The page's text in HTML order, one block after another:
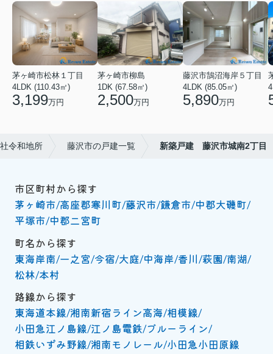
茅ヶ崎市松林１丁目
4LDK (110.43㎡)
3,199万円
茅ヶ崎市柳島
1DK (67.58㎡)
2,500万円
藤沢市鵠沼海岸５丁目
4LDK (85.05㎡)
5,890万円
令和地所 藤沢市の戸建一覧 新築戸建 藤沢市城南2丁目
市区町村から探す
茅ヶ崎市 高座郡寒川町 藤沢市 鎌倉市 中郡大磯町
平塚市 中郡二宮町
町名から探す
東海岸南 一之宮 今宿 大庭 中海岸 香川 萩園 南湖
松林 本村
路線から探す
東海道本線 湘南新宿ライン高海 相模線
小田急江ノ島線 江ノ島電鉄 ブルーライン
相鉄いずみ野線 湘南モノレール 小田急小田原線